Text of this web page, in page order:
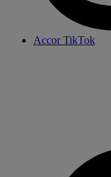
Accor TikTok